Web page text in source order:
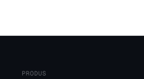
PRODUS